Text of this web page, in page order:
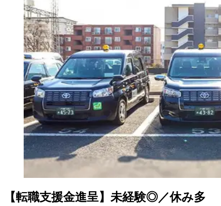
【転職支援金進呈】未経験◎／休み多